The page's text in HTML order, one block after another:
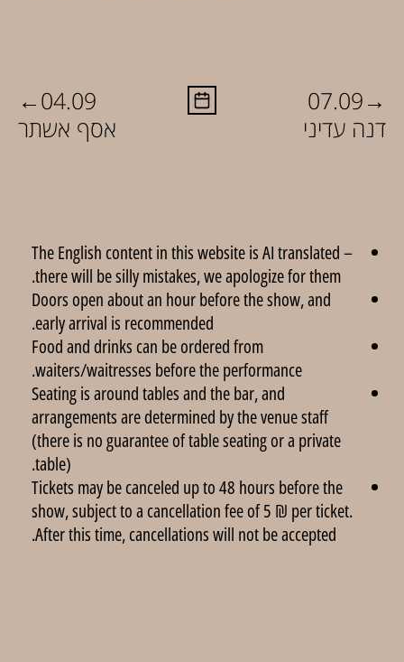
←04.09
אסף אשתר
07.09→
דנה עדיני
The English content in this website is AI translated –
there will be silly mistakes, we apologize for them.
Doors open about an hour before the show, and
early arrival is recommended.
Food and drinks can be ordered from
waiters/waitresses before the performance.
Seating is around tables and the bar, and
arrangements are determined by the venue staff
(there is no guarantee of table seating or a private
table).
Tickets may be canceled up to 48 hours before the
show, subject to a cancellation fee of 5 ₪ per ticket.
After this time, cancellations will not be accepted.